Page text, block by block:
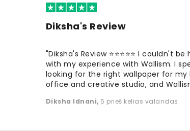
Diksha's Review
"Diksha's Review ⭐⭐⭐⭐⭐ I couldn't
with my experience with Wallism. I
looking for the right wallpaper for my
office and creative studio, and
Diksha Idnani, 5 prieš kelias valandas